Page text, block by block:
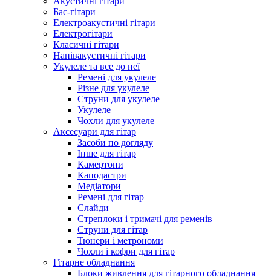
Бас-гітари
Електроакустичні гітари
Електрогітари
Класичні гітари
Напівакустичні гітари
Укулеле та все до неї
Ремені для укулеле
Різне для укулеле
Струни для укулеле
Укулеле
Чохли для укулеле
Аксесуари для гітар
Засоби по догляду
Інше для гітар
Камертони
Каподастри
Медіатори
Ремені для гітар
Слайди
Стреплоки і тримачі для ременів
Струни для гітар
Тюнери і метрономи
Чохли і кофри для гітар
Гітарне обладнання
Блоки живлення для гітарного обладнання